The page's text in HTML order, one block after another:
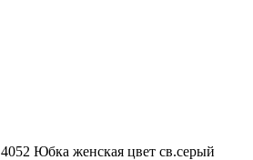
4052 Юбка женская цвет св.серый